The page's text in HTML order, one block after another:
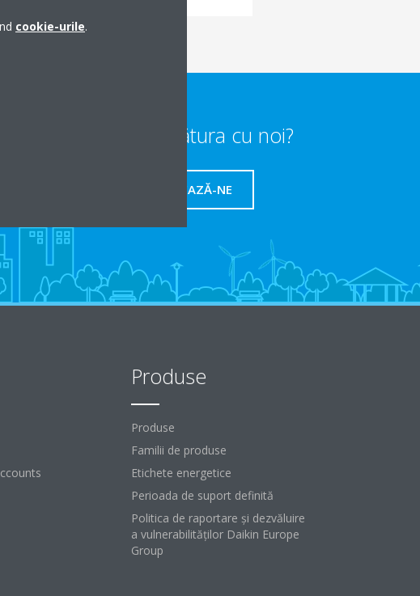
Vrei să iei legătura cu noi?
CONTACTEAZĂ-NE
Produse
Produse
Familii de produse
Etichete energetice
Perioada de suport definită
Politica de raportare și dezvăluire
a vulnerabilităților Daikin Europe
Group
cookie-urile.